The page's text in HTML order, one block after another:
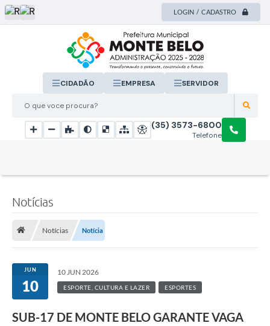
LOGIN / CADASTRO
O que voce procura?
CIDADÃO EMPRESA SERVIDOR
Telefone
(35) 3573-6800
Notícias
Notícias Notícia
JUN
10
10 JUN 2026
ESPORTE, CULTURA E LAZER ESPORTES
SUB-17 DE MONTE BELO GARANTE VAGA